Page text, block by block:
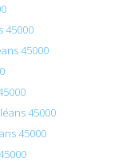
45000
45000
45000
45000